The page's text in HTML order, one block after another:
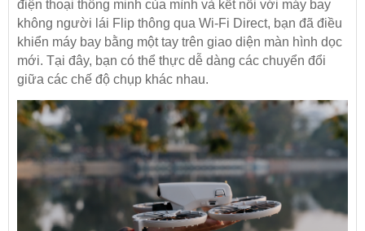
điện thoại thông minh của mình và kết nối với máy bay
không người lái Flip thông qua Wi-Fi Direct, bạn đã điều
khiển máy bay bằng một tay trên giao diện màn hình dọc
mới. Tại đây, bạn có thể thực dễ dàng các chuyển đổi
giữa các chế độ chụp khác nhau.